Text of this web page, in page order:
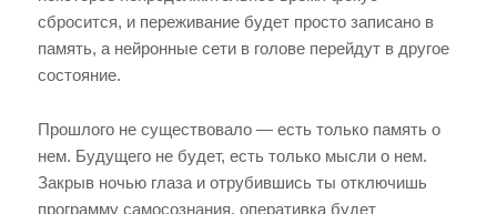
сбросится, и переживание будет просто записано в
память, а нейронные сети в голове перейдут в другое
состояние.
Прошлого не существовало — есть только память о
нем. Будущего не будет, есть только мысли о нем.
Закрыв ночью глаза и отрубившись ты отключишь
программу самосознания, оперативка будет